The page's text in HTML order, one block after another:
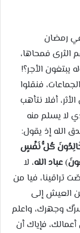
في رمضان
الثرى فمحاها،
الأجر؟!
فنقلوا
أفلا نتأهب
لا يسلم منه
الله إذ يقول:
كُلُّ نَفْسٍ
)عباد الله، لا
تراقينا، فيا من
العيش إلى
وجهرك، واعلم
فإياك أن